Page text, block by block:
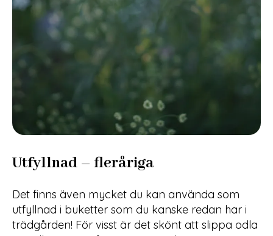
Utfyllnad – fleråriga
Det finns även mycket du kan använda som
utfyllnad i buketter som du kanske redan har i
trädgården! För visst är det skönt att slippa odla